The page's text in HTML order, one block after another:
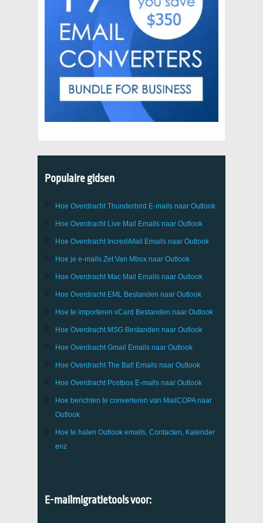
Populaire gidsen
Hoe OverdrachtThunderbird E-mails naar Outlook
Hoe Overdracht Live Mail Emails naar Outlook
Hoe Overdracht IncrediMail Emails naar Outlook
Hoe je e-mails Zet Van Mbox naar Outlook
Hoe Overdracht Mac Mail Emails naar Outlook
Hoe Overdracht EML Bestanden naar Outlook
Hoe te importeren vCard Bestanden naar Outlook
Hoe Overdracht MSG Bestanden naar Outlook
Hoe OverdrachtGmail Emails naar Outlook
Hoe OverdrachtThe Bat! Emails naar Outlook
Hoe Overdracht Postbox E-mails naar Outlook
Hoe berichten te converteren van MailCOPAnaar
Outlook
Hoe te halen Outlook emails, Contacten, Kalender
enz
E-mailmigratietools voor: